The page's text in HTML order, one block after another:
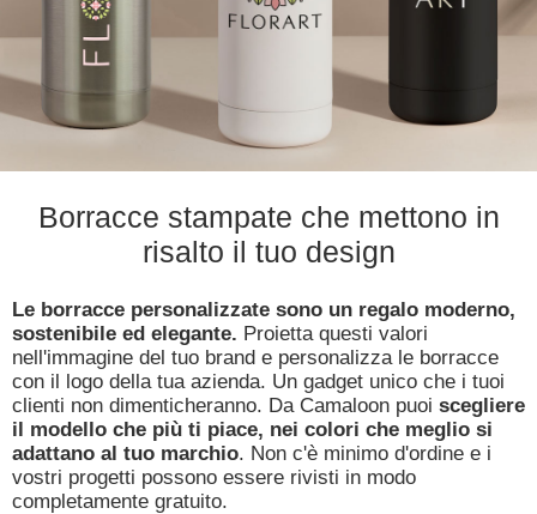
Borracce stampate che mettono in
risalto il tuo design
Le borracce personalizzate sono un regalo moderno,
sostenibile ed elegante. Proietta questi valori
nell'immagine del tuo brand e personalizza le borracce
con il logo della tua azienda. Un gadget unico che i tuoi
clienti non dimenticheranno. Da Camaloon puoi scegliere
il modello che più ti piace, nei colori che meglio si
adattano al tuo marchio. Non c'è minimo d'ordine e i
vostri progetti possono essere rivisti in modo
completamente gratuito.